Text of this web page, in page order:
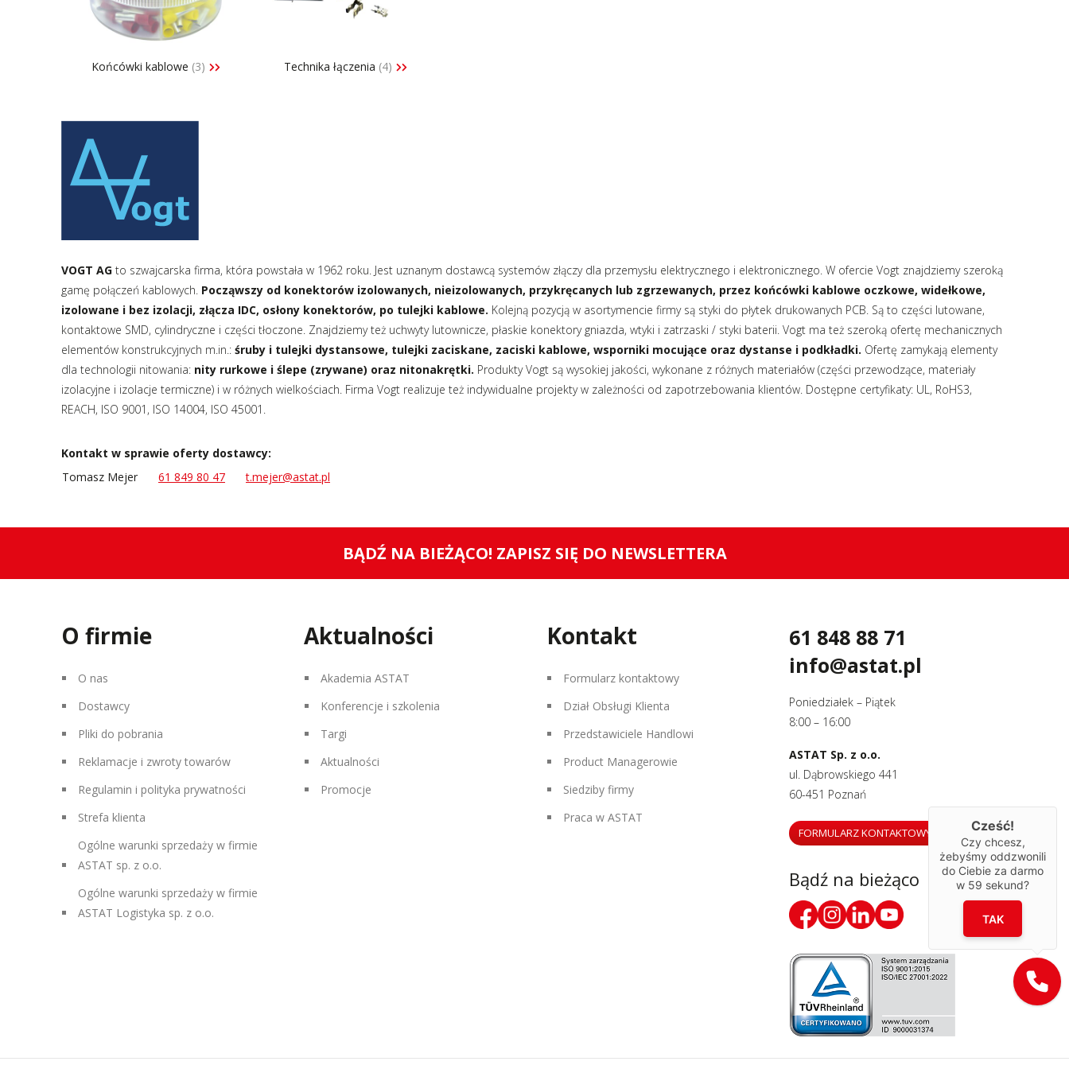
Automatyka budynkowa i osprzęt
elektroinstalacyjny
Konwertery częstotliwości
Liczniki
Końcówki kablowe (3) Technika łączenia (4)
VOGT AG to szwajcarska firma, która powstała w 1962 roku. Jest uznanym dostawcą systemów złączy dla przemysłu elektrycznego i elektronicznego. W ofercie Vogt znajdziemy szeroką
gamę połączeń kablowych. Począwszy od konektorów izolowanych, nieizolowanych, przykręcanych lub zgrzewanych, przez końcówki kablowe oczkowe, widełkowe,
izolowane i bez izolacji, złącza IDC, osłony konektorów, po tulejki kablowe. Kolejną pozycją w asortymencie firmy są styki do płytek drukowanych PCB. Są to części lutowane,
kontaktowe SMD, cylindryczne i części tłoczone. Znajdziemy też uchwyty lutownicze, płaskie konektory gniazda, wtyki i zatrzaski / styki baterii. Vogt ma też szeroką ofertę mechanicznych
elementów konstrukcyjnych m.in.: śruby i tulejki dystansowe, tulejki zaciskane, zaciski kablowe, wsporniki mocujące oraz dystanse i podkładki. Ofertę zamykają elementy
dla technologii nitowania: nity rurkowe i ślepe (zrywane) oraz nitonakrętki. Produkty Vogt są wysokiej jakości, wykonane z różnych materiałów (części przewodzące, materiały
izolacyjne i izolacje termiczne) i w różnych wielkościach. Firma Vogt realizuje też indywidualne projekty w zależności od zapotrzebowania klientów. Dostępne certyfikaty: UL, RoHS3,
REACH, ISO 9001, ISO 14004, ISO 45001.
Kontakt w sprawie oferty dostawcy:
Tomasz Mejer
61 849 80 47 t.mejer@astat.pl
BĄDŹ NA BIEŻĄCO! ZAPISZ SIĘ DO NEWSLETTERA
O firmie
O nas
Dostawcy
Pliki do pobrania
Reklamacje i zwroty towarów
Regulamin i polityka prywatności
Strefa klienta
Ogólne warunki sprzedaży w firmie
ASTAT sp. z o.o.
Ogólne warunki sprzedaży w firmie
ASTAT Logistyka sp. z o.o.
Aktualności
Akademia ASTAT
Konferencje i szkolenia
Targi
Aktualności
Promocje
Kontakt
Formularz kontaktowy
Dział Obsługi Klienta
Przedstawiciele Handlowi
Product Managerowie
Siedziby firmy
Praca w ASTAT
61 848 88 71
info@astat.pl
Poniedziałek – Piątek
8:00 – 16:00
ASTAT Sp. z o.o.
ul. Dąbrowskiego 441
60-451 Poznań
FORMULARZ KONTAKTOWY
Bądź na bieżąco
Cześć!
Czy chcesz,
żebyśmy oddzwonili
do Ciebie za darmo
w 59 sekund?
TAK